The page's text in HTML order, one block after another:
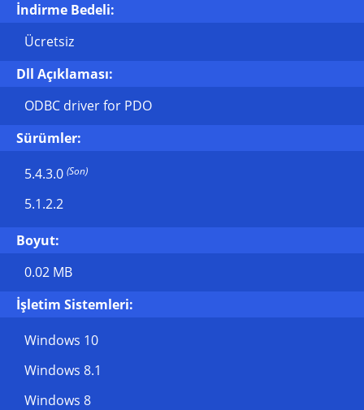
İndirme Bedeli:
Ücretsiz
Dll Açıklaması:
ODBC driver for PDO
Sürümler:
5.4.3.0 (Son)
5.1.2.2
Boyut:
0.02 MB
İşletim Sistemleri:
Windows 10
Windows 8.1
Windows 8